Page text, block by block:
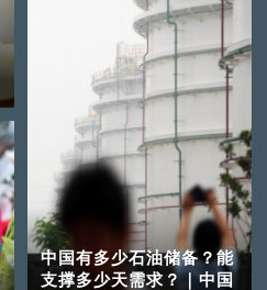
中国有多少石油储备？能
支撑多少天需求？｜中国